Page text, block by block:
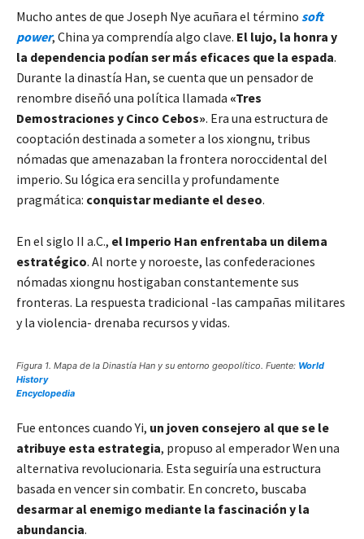
Mucho antes de que Joseph Nye acuñara el término soft
power, China ya comprendía algo clave. El lujo, la honra y
la dependencia podían ser más eficaces que la espada.
Durante la dinastía Han, se cuenta que un pensador de
renombre diseñó una política llamada «Tres
Demostraciones y Cinco Cebos». Era una estructura de
cooptación destinada a someter a los xiongnu, tribus
nómadas que amenazaban la frontera noroccidental del
imperio. Su lógica era sencilla y profundamente
pragmática: conquistar mediante el deseo.
En el siglo II a.C., el Imperio Han enfrentaba un dilema
estratégico. Al norte y noroeste, las confederaciones
nómadas xiongnu hostigaban constantemente sus
fronteras. La respuesta tradicional -las campañas militares
y la violencia- drenaba recursos y vidas.
Figura 1. Mapa de la Dinastía Han y su entorno geopolítico. Fuente: World
History
Encyclopedia
Fue entonces cuando Yi, un joven consejero al que se le
atribuye esta estrategia, propuso al emperador Wen una
alternativa revolucionaria. Esta seguiría una estructura
basada en vencer sin combatir. En concreto, buscaba
desarmar al enemigo mediante la fascinación y la
abundancia.